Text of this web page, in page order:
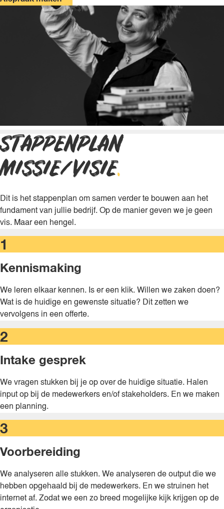
STAPPENPLAN
MISSIE/VISIE.
Dit is het stappenplan om samen verder te bouwen aan het
fundament van jullie bedrijf. Op de manier geven we je geen
vis. Maar een hengel.
1
Kennismaking
We leren elkaar kennen. Is er een klik. Willen we zaken doen?
Wat is de huidige en gewenste situatie? Dit zetten we
vervolgens in een offerte.
2
Intake gesprek​
We vragen stukken bij je op over de huidige situatie. Halen
input op bij de medewerkers en/of stakeholders. En we maken
een planning.
3
Voorbereiding
We analyseren alle stukken. We analyseren de output die we
hebben opgehaald bij de medewerkers. En we struinen het
internet af. Zodat we een zo breed mogelijke kijk krijgen op de